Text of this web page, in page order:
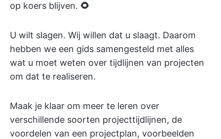
op koers blijven. 🌻
U wilt slagen. Wij willen dat u slaagt. Daarom
hebben we een gids samengesteld met alles
wat u moet weten over tijdlijnen van projecten
om dat te realiseren.
Maak je klaar om meer te leren over
verschillende soorten projecttijdlijnen, de
voordelen van een projectplan, voorbeelden